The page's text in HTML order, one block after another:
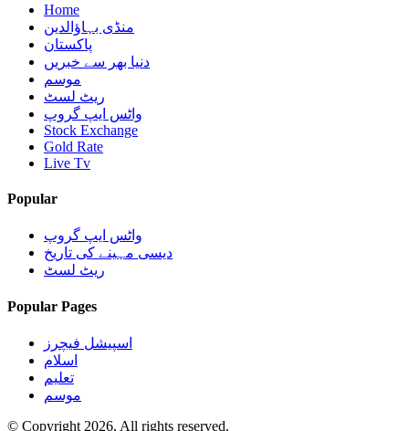
Home
منڈی بہاؤالدین
پاکستان
دنیا بھر سے خبریں
موسم
ریٹ لسٹ
واٹس ایپ گروپ
Stock Exchange
Gold Rate
Live Tv
Popular
واٹس ایپ گروپ
دیسی مہینے کی تاریخ
ریٹ لسٹ
Popular Pages
اسپیشل فیچرز
اسلام
تعلیم
موسم
© Copyright 2026, All rights reserved.